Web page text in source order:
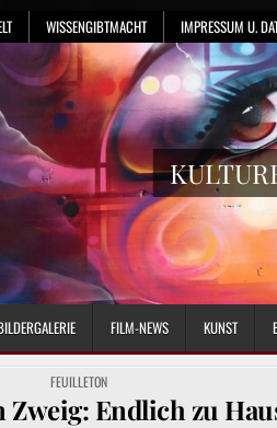
WISSENGIBTMACHT IMPRESSUM U.
FILM-NEWS KUNST
POSTED
IN
FEUILLETON
Zweig: Endlich zu